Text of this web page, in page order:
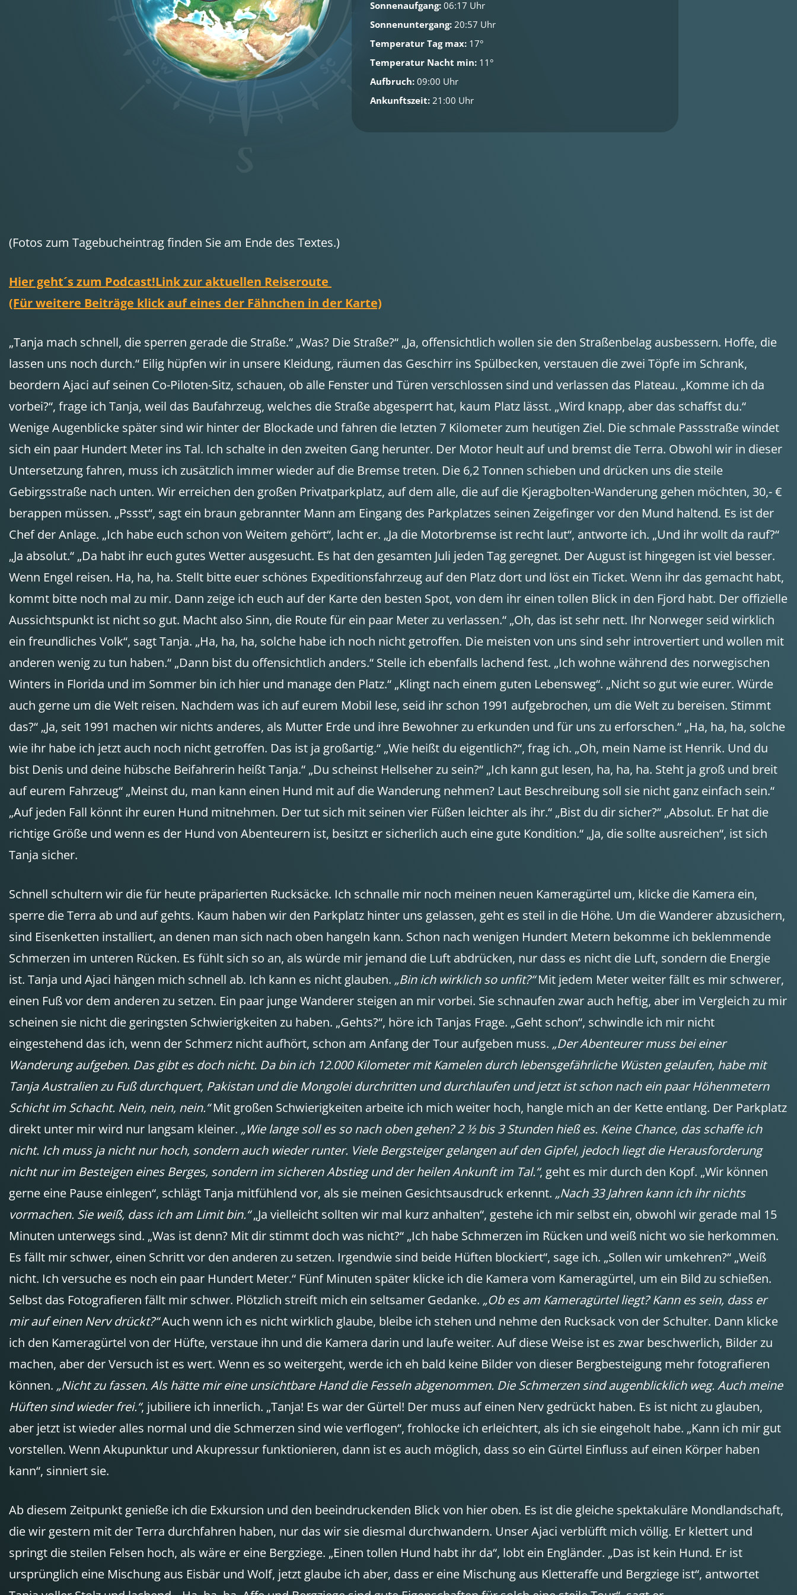
Sonnenaufgang: 06:17 Uhr
Sonnenuntergang: 20:57 Uhr
Temperatur Tag max: 17°
Temperatur Nacht min: 11°
Aufbruch: 09:00 Uhr
Ankunftszeit: 21:00 Uhr
(Fotos zum Tagebucheintrag finden Sie am Ende des Textes.)
Hier geht´s zum Podcast!Link zur aktuellen Reiseroute
(Für weitere Beiträge klick auf eines der Fähnchen in der Karte)
„Tanja mach schnell, die sperren gerade die Straße.“ „Was? Die Straße?“ „Ja, offensichtlich wollen sie den Straßenbelag ausbessern. Hoffe, die
lassen uns noch durch.“ Eilig hüpfen wir in unsere Kleidung, räumen das Geschirr ins Spülbecken, verstauen die zwei Töpfe im Schrank,
beordern Ajaci auf seinen Co-Piloten-Sitz, schauen, ob alle Fenster und Türen verschlossen sind und verlassen das Plateau. „Komme ich da
vorbei?“, frage ich Tanja, weil das Baufahrzeug, welches die Straße abgesperrt hat, kaum Platz lässt. „Wird knapp, aber das schaffst du.“
Wenige Augenblicke später sind wir hinter der Blockade und fahren die letzten 7 Kilometer zum heutigen Ziel. Die schmale Passstraße windet
sich ein paar Hundert Meter ins Tal. Ich schalte in den zweiten Gang herunter. Der Motor heult auf und bremst die Terra. Obwohl wir in dieser
Untersetzung fahren, muss ich zusätzlich immer wieder auf die Bremse treten. Die 6,2 Tonnen schieben und drücken uns die steile
Gebirgsstraße nach unten. Wir erreichen den großen Privatparkplatz, auf dem alle, die auf die Kjeragbolten-Wanderung gehen möchten, 30,- €
berappen müssen. „Pssst“, sagt ein braun gebrannter Mann am Eingang des Parkplatzes seinen Zeigefinger vor den Mund haltend. Es ist der
Chef der Anlage. „Ich habe euch schon von Weitem gehört“, lacht er. „Ja die Motorbremse ist recht laut“, antworte ich. „Und ihr wollt da rauf?“
„Ja absolut.“ „Da habt ihr euch gutes Wetter ausgesucht. Es hat den gesamten Juli jeden Tag geregnet. Der August ist hingegen ist viel besser.
Wenn Engel reisen. Ha, ha, ha. Stellt bitte euer schönes Expeditionsfahrzeug auf den Platz dort und löst ein Ticket. Wenn ihr das gemacht habt,
kommt bitte noch mal zu mir. Dann zeige ich euch auf der Karte den besten Spot, von dem ihr einen tollen Blick in den Fjord habt. Der offizielle
Aussichtspunkt ist nicht so gut. Macht also Sinn, die Route für ein paar Meter zu verlassen.“ „Oh, das ist sehr nett. Ihr Norweger seid wirklich
ein freundliches Volk“, sagt Tanja. „Ha, ha, ha, solche habe ich noch nicht getroffen. Die meisten von uns sind sehr introvertiert und wollen mit
anderen wenig zu tun haben.“ „Dann bist du offensichtlich anders.“ Stelle ich ebenfalls lachend fest. „Ich wohne während des norwegischen
Winters in Florida und im Sommer bin ich hier und manage den Platz.“ „Klingt nach einem guten Lebensweg“. „Nicht so gut wie eurer. Würde
auch gerne um die Welt reisen. Nachdem was ich auf eurem Mobil lese, seid ihr schon 1991 aufgebrochen, um die Welt zu bereisen. Stimmt
das?“ „Ja, seit 1991 machen wir nichts anderes, als Mutter Erde und ihre Bewohner zu erkunden und für uns zu erforschen.“ „Ha, ha, ha, solche
wie ihr habe ich jetzt auch noch nicht getroffen. Das ist ja großartig.“ „Wie heißt du eigentlich?“, frag ich. „Oh, mein Name ist Henrik. Und du
bist Denis und deine hübsche Beifahrerin heißt Tanja.“ „Du scheinst Hellseher zu sein?“ „Ich kann gut lesen, ha, ha, ha. Steht ja groß und breit
auf eurem Fahrzeug“ „Meinst du, man kann einen Hund mit auf die Wanderung nehmen? Laut Beschreibung soll sie nicht ganz einfach sein.“
„Auf jeden Fall könnt ihr euren Hund mitnehmen. Der tut sich mit seinen vier Füßen leichter als ihr.“ „Bist du dir sicher?“ „Absolut. Er hat die
richtige Größe und wenn es der Hund von Abenteurern ist, besitzt er sicherlich auch eine gute Kondition.“ „Ja, die sollte ausreichen“, ist sich
Tanja sicher.
Schnell schultern wir die für heute präparierten Rucksäcke. Ich schnalle mir noch meinen neuen Kameragürtel um, klicke die Kamera ein,
sperre die Terra ab und auf gehts. Kaum haben wir den Parkplatz hinter uns gelassen, geht es steil in die Höhe. Um die Wanderer abzusichern,
sind Eisenketten installiert, an denen man sich nach oben hangeln kann. Schon nach wenigen Hundert Metern bekomme ich beklemmende
Schmerzen im unteren Rücken. Es fühlt sich so an, als würde mir jemand die Luft abdrücken, nur dass es nicht die Luft, sondern die Energie
ist. Tanja und Ajaci hängen mich schnell ab. Ich kann es nicht glauben. „Bin ich wirklich so unfit?“Mit jedem Meter weiter fällt es mir schwerer,
einen Fuß vor dem anderen zu setzen. Ein paar junge Wanderer steigen an mir vorbei. Sie schnaufen zwar auch heftig, aber im Vergleich zu mir
scheinen sie nicht die geringsten Schwierigkeiten zu haben. „Gehts?“, höre ich Tanjas Frage. „Geht schon“, schwindle ich mir nicht
eingestehend das ich, wenn der Schmerz nicht aufhört, schon am Anfang der Tour aufgeben muss. „Der Abenteurer muss bei einer
Wanderung aufgeben. Das gibt es doch nicht. Da bin ich 12.000 Kilometer mit Kamelen durch lebensgefährliche Wüsten gelaufen, habe mit
Tanja Australien zu Fuß durchquert, Pakistan und die Mongolei durchritten und durchlaufen und jetzt ist schon nach ein paar Höhenmetern
Schicht im Schacht. Nein, nein, nein.“Mit großen Schwierigkeiten arbeite ich mich weiter hoch, hangle mich an der Kette entlang. Der Parkplatz
direkt unter mir wird nur langsam kleiner. „Wie lange soll es so nach oben gehen? 2 ½ bis 3 Stunden hieß es. Keine Chance, das schaffe ich
nicht. Ich muss ja nicht nur hoch, sondern auch wieder runter. Viele Bergsteiger gelangen auf den Gipfel, jedoch liegt die Herausforderung
nicht nur im Besteigen eines Berges, sondern im sicheren Abstieg und der heilen Ankunft im Tal.“, geht es mir durch den Kopf. „Wir können
gerne eine Pause einlegen“, schlägt Tanja mitfühlend vor, als sie meinen Gesichtsausdruck erkennt. „Nach 33 Jahren kann ich ihr nichts
vormachen. Sie weiß, dass ich am Limit bin.“„Ja vielleicht sollten wir mal kurz anhalten“, gestehe ich mir selbst ein, obwohl wir gerade mal 15
Minuten unterwegs sind. „Was ist denn? Mit dir stimmt doch was nicht?“ „Ich habe Schmerzen im Rücken und weiß nicht wo sie herkommen.
Es fällt mir schwer, einen Schritt vor den anderen zu setzen. Irgendwie sind beide Hüften blockiert“, sage ich. „Sollen wir umkehren?“ „Weiß
nicht. Ich versuche es noch ein paar Hundert Meter.“ Fünf Minuten später klicke ich die Kamera vom Kameragürtel, um ein Bild zu schießen.
Selbst das Fotografieren fällt mir schwer. Plötzlich streift mich ein seltsamer Gedanke. „Ob es am Kameragürtel liegt? Kann es sein, dass er
mir auf einen Nerv drückt?“Auch wenn ich es nicht wirklich glaube, bleibe ich stehen und nehme den Rucksack von der Schulter. Dann klicke
ich den Kameragürtel von der Hüfte, verstaue ihn und die Kamera darin und laufe weiter. Auf diese Weise ist es zwar beschwerlich, Bilder zu
machen, aber der Versuch ist es wert. Wenn es so weitergeht, werde ich eh bald keine Bilder von dieser Bergbesteigung mehr fotografieren
können. „Nicht zu fassen. Als hätte mir eine unsichtbare Hand die Fesseln abgenommen. Die Schmerzen sind augenblicklich weg. Auch meine
Hüften sind wieder frei.“, jubiliere ich innerlich. „Tanja! Es war der Gürtel! Der muss auf einen Nerv gedrückt haben. Es ist nicht zu glauben,
aber jetzt ist wieder alles normal und die Schmerzen sind wie verflogen“, frohlocke ich erleichtert, als ich sie eingeholt habe. „Kann ich mir gut
vorstellen. Wenn Akupunktur und Akupressur funktionieren, dann ist es auch möglich, dass so ein Gürtel Einfluss auf einen Körper haben
kann“, sinniert sie.
Ab diesem Zeitpunkt genieße ich die Exkursion und den beeindruckenden Blick von hier oben. Es ist die gleiche spektakuläre Mondlandschaft,
die wir gestern mit der Terra durchfahren haben, nur das wir sie diesmal durchwandern. Unser Ajaci verblüfft mich völlig. Er klettert und
springt die steilen Felsen hoch, als wäre er eine Bergziege. „Einen tollen Hund habt ihr da“, lobt ein Engländer. „Das ist kein Hund. Er ist
ursprünglich eine Mischung aus Eisbär und Wolf, jetzt glaube ich aber, dass er eine Mischung aus Kletteraffe und Bergziege ist“, antwortet